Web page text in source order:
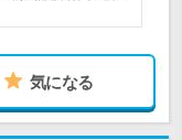
気になる